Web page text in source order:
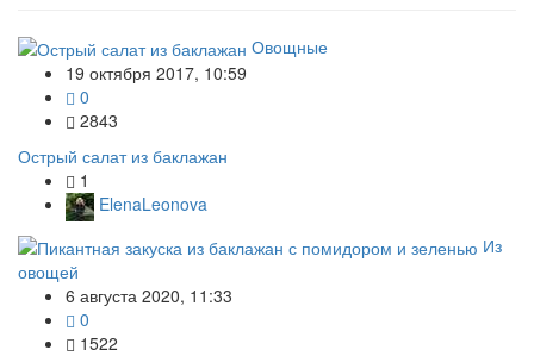
Овощные
19 октября 2017, 10:59
0
2843
Острый салат из баклажан
1
ElenaLeonova
Из
овощей
6 августа 2020, 11:33
0
1522